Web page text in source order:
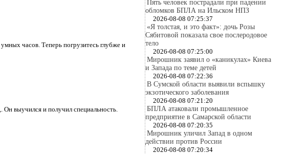
часов. Теперь погрузитесь глубже и
выучился и получил специальность.
Пять человек пострадали при падении
обломков БПЛА на Ильском НПЗ
2026-08-08 07:25:37
«Я толстая, и это факт»: дочь Розы
Сябитовой показала свое послеродовое
тело
2026-08-08 07:25:00
Мирошник заявил о «каникулах» Киева
и Запада по теме детей
2026-08-08 07:22:36
В Сумской области выявили вспышку
экзотического заболевания
2026-08-08 07:21:20
БПЛА атаковали промышленное
предприятие в Самарской области
2026-08-08 07:20:35
Мирошник уличил Запад в одном
действии против России
2026-08-08 07:20:34